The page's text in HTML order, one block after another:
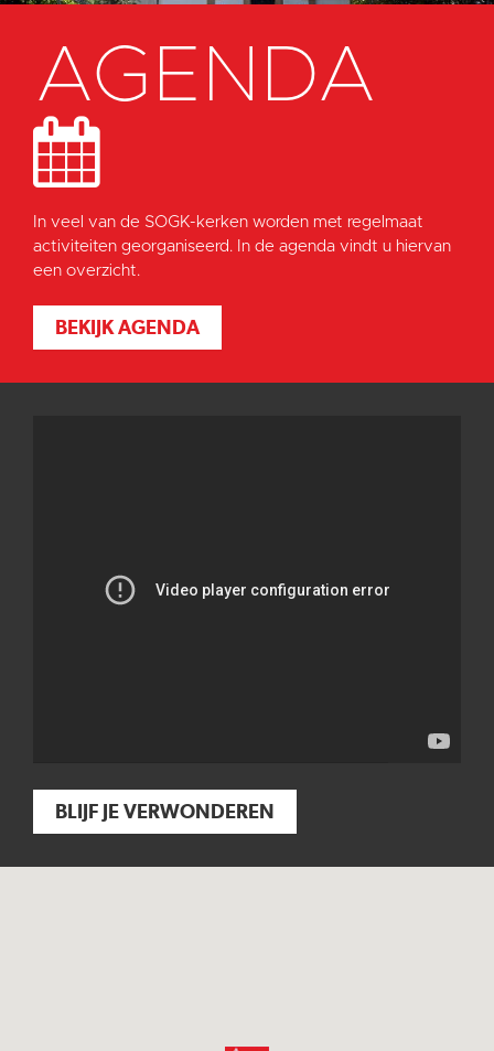
AGENDA
In veel van de SOGK-kerken worden met regelmaat
activiteiten georganiseerd. In de agenda vindt u hiervan
een overzicht.
BEKIJK AGENDA
BLIJF JE VERWONDEREN